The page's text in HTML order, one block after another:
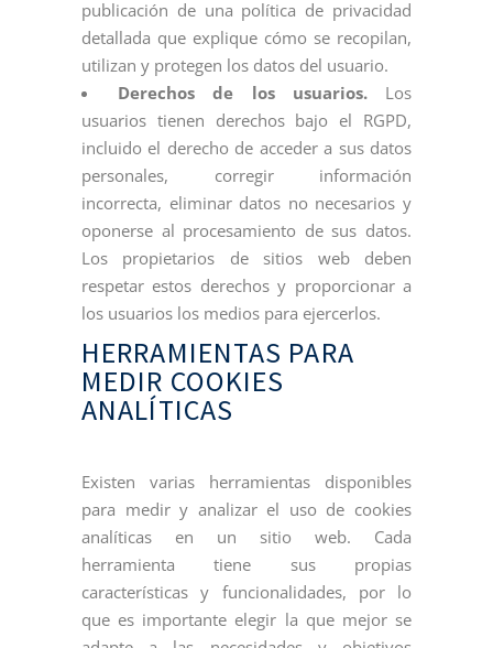
publicación de una política de privacidad
detallada que explique cómo se recopilan,
utilizan y protegen los datos del usuario.
Derechos de los usuarios.Los
usuarios tienen derechos bajo el RGPD,
incluido el derecho de acceder a sus datos
personales, corregir información
incorrecta, eliminar datos no necesarios y
oponerse al procesamiento de sus datos.
Los propietarios de sitios web deben
respetar estos derechos y proporcionar a
los usuarios los medios para ejercerlos.
HERRAMIENTAS PARA
MEDIR COOKIES
ANALÍTICAS
Existen varias herramientas disponibles
para medir y analizar el uso de cookies
analíticas en un sitio web. Cada
herramienta tiene sus propias
características y funcionalidades, por lo
que es importante elegir la que mejor se